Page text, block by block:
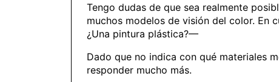
Tengo dudas de que sea realmente
muchos modelos de visión del color. En
¿Una pintura plástica?—
Dado que no indica con qué materiales
responder mucho más.